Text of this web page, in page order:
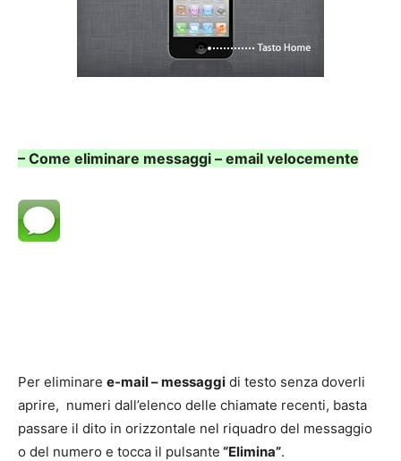
– Come eliminare messaggi – email velocemente
Per eliminare e-mail – messaggi di testo senza doverli
aprire, numeri dall’elenco delle chiamate recenti, basta
passare il dito in orizzontale nel riquadro del messaggio
o del numero e tocca il pulsante “Elimina”.